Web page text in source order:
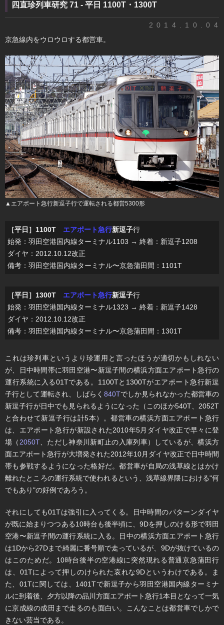
四直珍列車研究 71 - 平日 1100T・1300T
2014.10.04
京急線内をウロウロする都営車。
▲エアポート急行新逗子行で運転される都営5300形
［平日］1100T エアポート急行新逗子行
始発：羽田空港国内線ターミナル1103 → 終着：新逗子1208
ダイヤ：2012.10.12改正
備考：羽田空港国内線ターミナル〜京急蒲田間：1101T
［平日］1300T エアポート急行新逗子行
始発：羽田空港国内線ターミナル1323 → 終着：新逗子1428
ダイヤ：2012.10.12改正
備考：羽田空港国内線ターミナル〜京急蒲田間：1301T
これは珍列車というより珍運用と言ったほうが適切かもしれない
が、日中時間帯に羽田空港〜新逗子間の横浜方面エアポート急行の
運行系統に入る01Tである。1100Tと1300Tがエアポート急行新逗
子行として運転され、しばらく 840Tでしか見られなかった都営車の
新逗子行が日中でも見られるようになった（このほか540T、2052T
と合わせて新逗子行は計5本）。都営車の横浜方面エアポート急行
は、エアポート急行が新設された2010年5月ダイヤ改正で早々に登
場（2050T、ただし神奈川新町止の入庫列車）しているが、横浜方
面エアポート急行が大増発された2012年10月ダイヤ改正で日中時間
帯も参戦するようになった格好だ。都営車が自局の浅草線とはかけ
離れたところの運行系統で使われるという、浅草線界隈における"何
でもあり"の好例であろう。
それにしても01Tは強引に入ってくる。日中時間のパターンダイヤ
が既に始まりつつある10時台も後半頃に、9Dを押しのける形で羽田
空港〜新逗子間の運行系統に入る。日中の横浜方面エアポート急行
は1Dから27Dまで綺麗に番号順で走っているが、9Dが抜けているの
はこのためだ。10時台後半の空港線に突然現れる普通京急蒲田行
は、01Tによって押しのけられた哀れな9Dというわけである。ま
た、01Tに関しては、1401Tで新逗子から羽田空港国内線ターミナ
ルに到着後、夕方以降の品川方面エアポート急行1本目となって一気
に京成線の成田まで走るのも面白い。こんなことは都営車でしかで
きない芸当である。